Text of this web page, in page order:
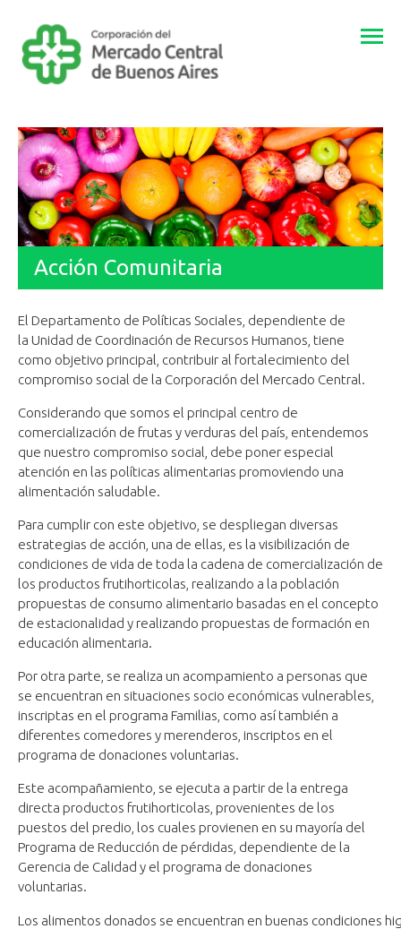
Acción Comunitaria
El Departamento de Políticas Sociales, dependiente de
la Unidad de Coordinación de Recursos Humanos, tiene
como objetivo principal, contribuir al fortalecimiento del
compromiso social de la Corporación del Mercado Central.
Considerando que somos el principal centro de
comercialización de frutas y verduras del país, entendemos
que nuestro compromiso social, debe poner especial
atención en las políticas alimentarias promoviendo una
alimentación saludable.
Para cumplir con este objetivo, se despliegan diversas
estrategias de acción, una de ellas, es la visibilización de
condiciones de vida de toda la cadena de comercialización de
los productos frutihorticolas, realizando a la población
propuestas de consumo alimentario basadas en el concepto
de estacionalidad y realizando propuestas de formación en
educación alimentaria.
Por otra parte, se realiza un acompamiento a personas que
se encuentran en situaciones socio económicas vulnerables,
inscriptas en el programa Familias, como así también a
diferentes comedores y merenderos, inscriptos en el
programa de donaciones voluntarias.
Este acompañamiento, se ejecuta a partir de la entrega
directa productos frutihorticolas, provenientes de los
puestos del predio, los cuales provienen en su mayoría del
Programa de Reducción de pérdidas, dependiente de la
Gerencia de Calidad y el programa de donaciones
voluntarias.
Los alimentos donados se encuentran en buenas condiciones